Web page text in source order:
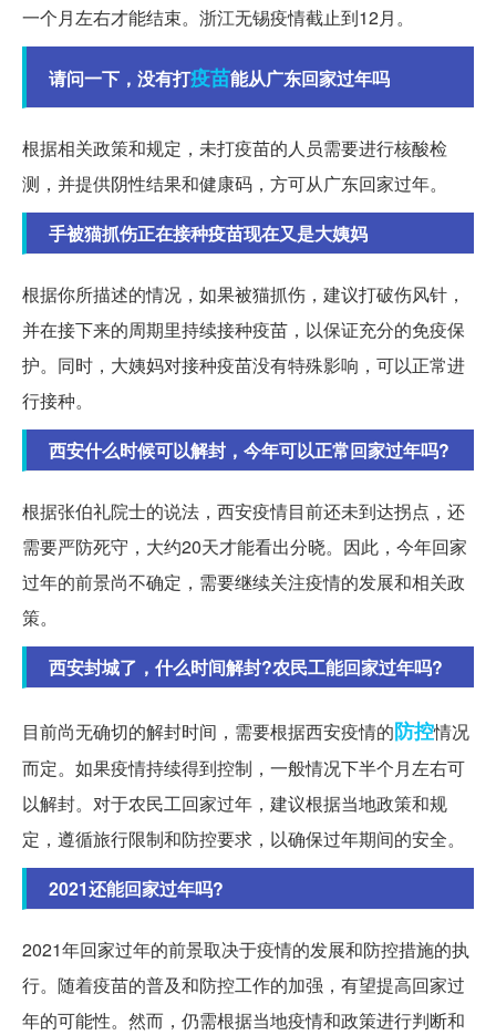
一个月左右才能结束。浙江无锡疫情截止到12月。
请问一下，没有打疫苗能从广东回家过年吗
根据相关政策和规定，未打疫苗的人员需要进行核酸检
测，并提供阴性结果和健康码，方可从广东回家过年。
手被猫抓伤正在接种疫苗现在又是大姨妈
根据你所描述的情况，如果被猫抓伤，建议打破伤风针，
并在接下来的周期里持续接种疫苗，以保证充分的免疫保
护。同时，大姨妈对接种疫苗没有特殊影响，可以正常进
行接种。
西安什么时候可以解封，今年可以正常回家过年吗?
根据张伯礼院士的说法，西安疫情目前还未到达拐点，还
需要严防死守，大约20天才能看出分晓。因此，今年回家
过年的前景尚不确定，需要继续关注疫情的发展和相关政
策。
西安封城了，什么时间解封?农民工能回家过年吗?
目前尚无确切的解封时间，需要根据西安疫情的防控情况
而定。如果疫情持续得到控制，一般情况下半个月左右可
以解封。对于农民工回家过年，建议根据当地政策和规
定，遵循旅行限制和防控要求，以确保过年期间的安全。
2021还能回家过年吗?
2021年回家过年的前景取决于疫情的发展和防控措施的执
行。随着疫苗的普及和防控工作的加强，有望提高回家过
年的可能性。然而，仍需根据当地疫情和政策进行判断和